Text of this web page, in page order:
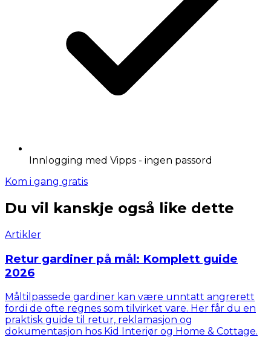
Innlogging med Vipps - ingen passord
Kom i gang gratis
Du vil kanskje også like dette
Artikler
Retur gardiner på mål: Komplett guide
2026
Måltilpassede gardiner kan være unntatt angrerett
fordi de ofte regnes som tilvirket vare. Her får du en
praktisk guide til retur, reklamasjon og
dokumentasjon hos Kid Interiør og Home & Cottage.